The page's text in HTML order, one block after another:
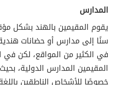
المدارس
يقوم المقيمين بالهند بشكل
سنًا إلى مدارس أو حضانات
في الكثير من المواقع، لكن في
المقيمين المدارس الدولية،
خصوصًا للأشخاص الناطقين باللغة